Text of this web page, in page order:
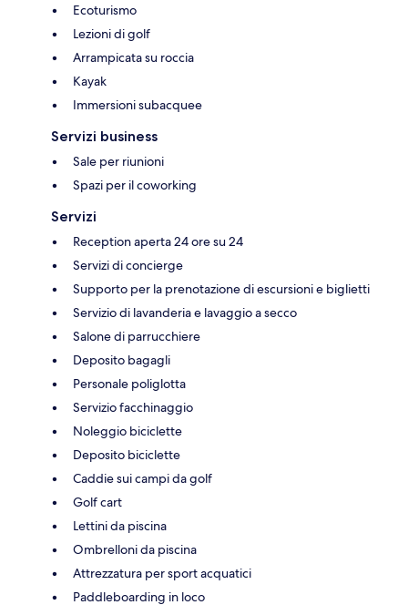
Ecoturismo
Lezioni di golf
Arrampicata su roccia
Kayak
Immersioni subacquee
Servizi business
Sale per riunioni
Spazi per il coworking
Servizi
Reception aperta 24 ore su 24
Servizi di concierge
Supporto per la prenotazione di escursioni e biglietti
Servizio di lavanderia e lavaggio a secco
Salone di parrucchiere
Deposito bagagli
Personale poliglotta
Servizio facchinaggio
Noleggio biciclette
Deposito biciclette
Caddie sui campi da golf
Golf cart
Lettini da piscina
Ombrelloni da piscina
Attrezzatura per sport acquatici
Paddleboarding in loco